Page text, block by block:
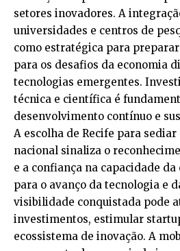
setores inovadores. A
universidades e centros de
como estratégica para
para os desafios da economia
tecnologias emergentes.
técnica e científica é
desenvolvimento contínuo e
A escolha de Recife para
nacional sinaliza o
e a confiança na capacidade
para o avanço da tecnologia e
visibilidade conquistada pode
investimentos, estimular
ecossistema de inovação. A